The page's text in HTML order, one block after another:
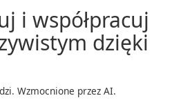
i współpracuj
dzięki
Wzmocnione przez AI.